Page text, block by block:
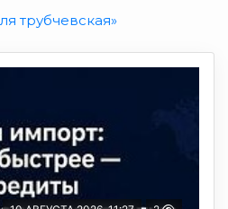
трубчевская»